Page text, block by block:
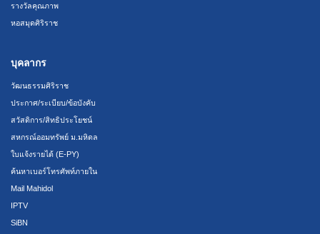
รางวัลคุณภาพ
หอสมุดศิริราช
บุคลากร
วัฒนธรรมศิริราช
ประกาศ/ระเบียบ/ข้อบังคับ
สวัสดิการ/สิทธิประโยชน์
สหกรณ์ออมทรัพย์ ม.มหิดล
ใบแจ้งรายได้ (E-PY)
ค้นหาเบอร์โทรศัพท์ภายใน
Mail Mahidol
IPTV
SiBN